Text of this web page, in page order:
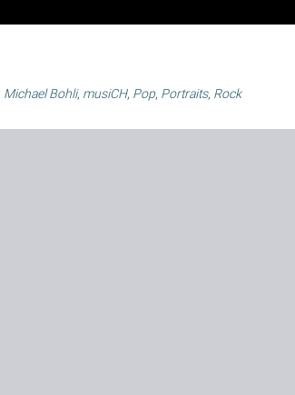
Michael Bohli, musiCH, Pop, Portraits, Rock